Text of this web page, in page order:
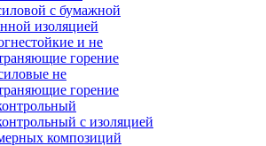
с бумажной
изоляцией
и не
горение
не
горение
с изоляцией
композиций